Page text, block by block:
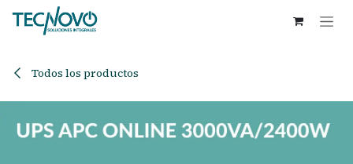
Ir al contenido
Todos los productos